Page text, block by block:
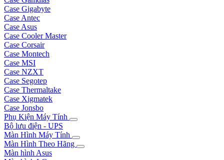
Case Gigabyte
Case Antec
Case Asus
Case Cooler Master
Case Corsair
Case Montech
Case MSI
Case NZXT
Case Segotep
Case Thermaltake
Case Xigmatek
Case Jonsbo
Phụ Kiện Máy Tính
Bộ lưu điện - UPS
Màn Hình Máy Tính
Màn Hình Theo Hãng
Màn hình Asus